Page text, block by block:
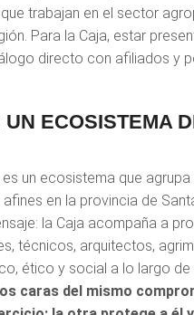
trabajan en el sector
Para la Caja, estar
directo con afiliados y
ECOSISTEMA
un ecosistema que
en la provincia de
la Caja acompaña a
técnicos, arquitectos,
ético y social a lo largo de
caras del mismo